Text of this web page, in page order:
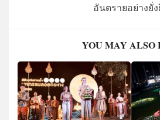
อันตรายอย่างยั่
YOU MAY ALSO